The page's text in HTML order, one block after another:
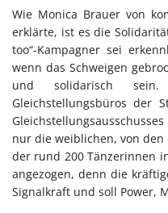
Wie Monica Brauer von
erklärte, ist es die
too“-Kampagner sei
wenn das Schweigen
und solidarisch
Gleichstellungsbüros der
nur die weiblichen, von
der rund 200 Tänzerinnen
angezogen, denn die
Signalkraft und soll Power,